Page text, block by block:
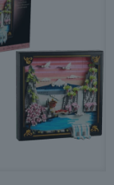
personal. De
să fii și
de asamblare,
a-ți decora
pentru zile de
mari de 9 ani și